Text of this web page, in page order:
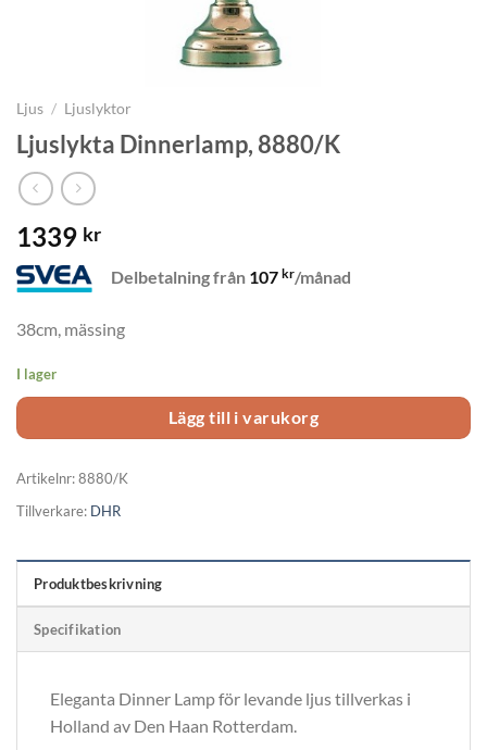
Ljus / Ljuslyktor
Ljuslykta Dinnerlamp, 8880/K
1339 kr
Delbetalning från 107 kr/månad
38cm, mässing
I lager
Lägg till i varukorg
Artikelnr:8880/K
Tillverkare: DHR
Produktbeskrivning
Specifikation
Eleganta Dinner Lamp för levande ljus tillverkas i
Holland av Den Haan Rotterdam.